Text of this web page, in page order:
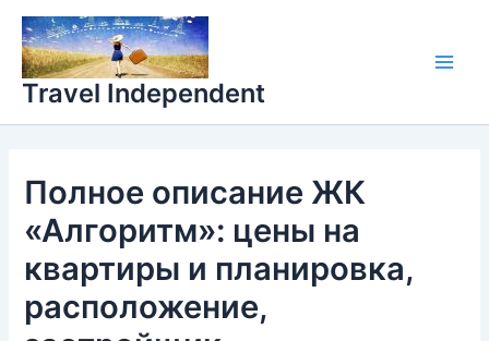
Перейти
содержимому
Travel Independent
Полное описание ЖК
«Алгоритм»: цены на
квартиры и планировка,
расположение,